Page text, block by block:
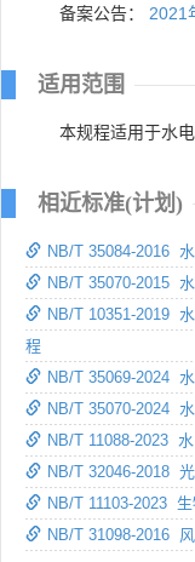
备案公告： 2021
适用范围
本规程适用于水
相近标准(计划)
NB/T 35084-2016
NB/T 35070-2015
NB/T 10351-2019
程
NB/T 35069-2024
NB/T 35070-2024
NB/T 11088-2023
NB/T 32046-2018
NB/T 11103-2023
NB/T 31098-2016